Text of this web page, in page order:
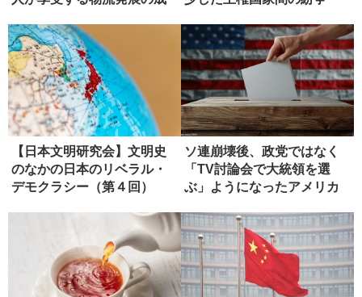
【日本文明研究会】文明史
のなかの日本のリベラル・
デモクラシー（第４回）
ソ連崩壊後、政党ではなく
「TV討論会で大統領を選
ぶ」ようになったアメリカ